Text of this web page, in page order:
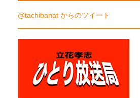
@tachibanat からのツイート